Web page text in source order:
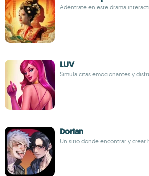
Adéntrate en este drama
LUV
Simula citas emocionantes y
Dorian
Un sitio donde encontrar y crear